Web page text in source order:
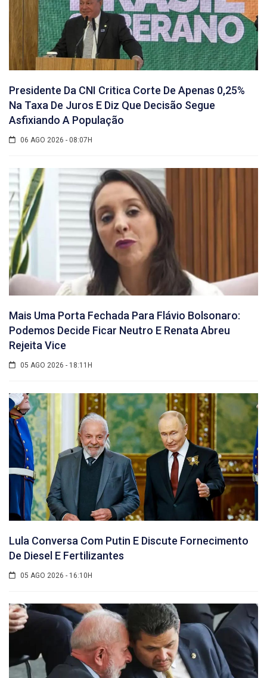
Presidente Da CNI Critica Corte De Apenas 0,25%
Na Taxa De Juros E Diz Que Decisão Segue
Asfixiando A População
06 AGO 2026 - 08:07H
Mais Uma Porta Fechada Para Flávio Bolsonaro:
Podemos Decide Ficar Neutro E Renata Abreu
Rejeita Vice
05 AGO 2026 - 18:11H
Lula Conversa Com Putin E Discute Fornecimento
De Diesel E Fertilizantes
05 AGO 2026 - 16:10H